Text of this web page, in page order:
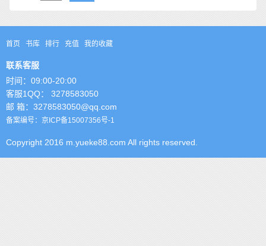
首页 书库 排行 充值 我的收藏
联系客服
时间：09:00-20:00
客服1QQ： 3278583050
邮 箱：3278583050@qq.com
备案编号：京ICP备15007356号-1
Copyright 2016 m.yueke88.com All rights reserved.